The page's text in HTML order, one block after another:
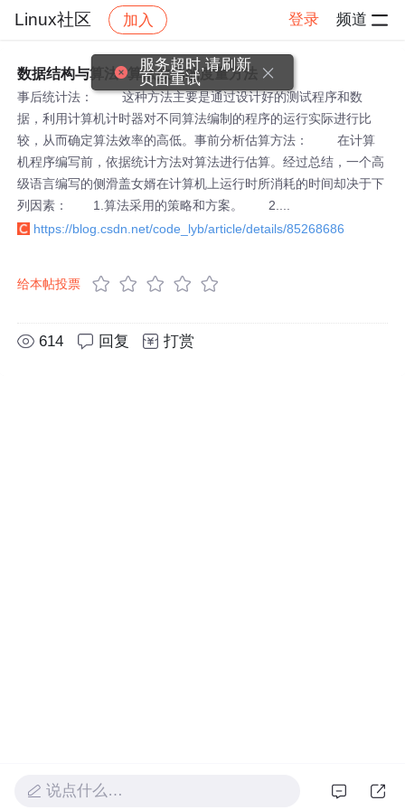
Linux社区 加入 登录 频道
社区 Linux社区 帖子详情
数据结构与算法--算法效率的度量方法
事后统计法： 这种方法主要是通过设计好的测试程序和数
据，利用计算机计时器对不同算法编制的程序的运行实际进行比
较，从而确定算法效率的高低。事前分析估算方法： 在计算
机程序编写前，依据统计方法对算法进行估算。经过总结，一个高
级语言编写的侧滑盖女婿在计算机上运行时所消耗的时间却决于下
列因素： 1.算法采用的策略和方案。 2....
https://blog.csdn.net/code_lyb/article/details/85268686
给本帖投票
614 回复 打赏
说点什么…
服务超时,请刷新
页面重试